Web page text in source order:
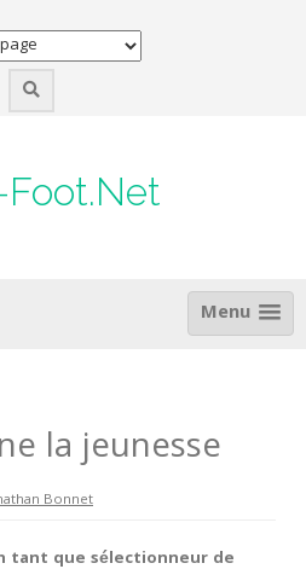
Foot.Net
Menu
la jeunesse
Bonnet
tant que sélectionneur de